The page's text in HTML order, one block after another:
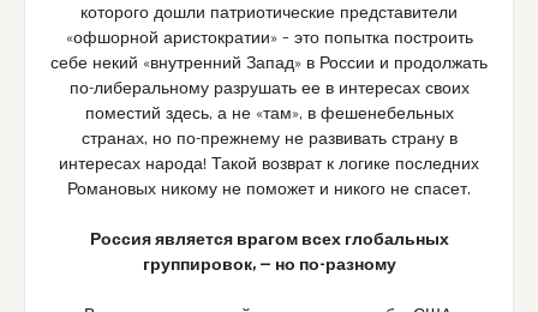
которого дошли патриотические представители
«офшорной аристократии» – это попытка построить
себе некий «внутренний Запад» в России и продолжать
по-либеральному разрушать ее в интересах своих
поместий здесь, а не «там», в фешенебельных
странах, но по-прежнему не развивать страну в
интересах народа! Такой возврат к логике последних
Романовых никому не поможет и никого не спасет.
Россия является врагом всех глобальных
группировок, — но по-разному